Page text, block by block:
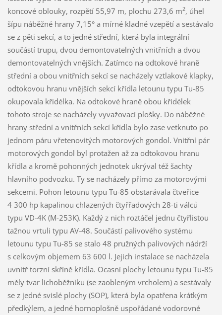
koncové oblouky, rozpětí 55,97 m, plochu 273,6 m2, úhel
šípu náběžné hrany 7,15° a mírné kladné vzepětí a sestávalo
se z pěti sekcí, a to jedné střední, která byla integrální
součástí trupu, dvou demontovatelných vnitřních a dvou
demontovatelných vnějších. Zatímco na odtokové hraně
střední a obou vnitřních sekcí se nacházely vztlakové klapky,
odtokovou hranu vnějších sekcí křídla letounu typu Tu-85
okupovala křidélka. Na odtokové hraně obou křidélek
tohoto stroje se nacházely vyvažovací plošky. Do náběžné
hrany střední a vnitřních sekcí křídla bylo zase vetknuto po
jednom páru vřetenovitých motorových gondol. Vnitřní pár
motorových gondol byl protažen až za odtokovou hranu
křídla a kromě pohonných jednotek ukrýval též šachty
hlavního podvozku. Ty se nacházely přímo za motorovými
sekcemi. Pohon letounu typu Tu-85 obstarávala čtveřice
4 300 hp kapalinou chlazených čtyřřadových 28-ti válců
typu VD-4K (M-253K). Každý z nich roztáčel jednu čtyřlistou
tažnou vrtuli typu AV-48. Součástí palivového systému
letounu typu Tu-85 se stalo 48 pružných palivových nádrží
s celkovým objemem 63 600 l. Jejich instalace se nacházela
uvnitř torzní skříně křídla. Ocasní plochy letounu typu Tu-85
měly tvar lichoběžníku (se zaobleným vrcholem) a sestávaly
se z jedné svislé plochy (SOP), která byla opatřena krátkým
předkýlem, a jedné hornoplošně uspořádané vodorovné